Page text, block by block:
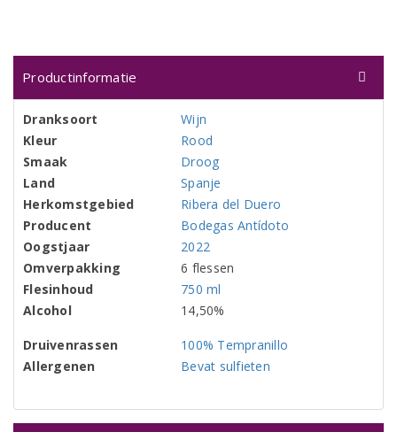
Productinformatie
Dranksoort
Wijn
Kleur
Rood
Smaak
Droog
Land
Spanje
Herkomstgebied
Ribera del Duero
Producent
Bodegas Antídoto
Oogstjaar
2022
Omverpakking
6 flessen
Flesinhoud
750 ml
Alcohol
14,50%
Druivenrassen
100% Tempranillo
Allergenen
Bevat sulfieten